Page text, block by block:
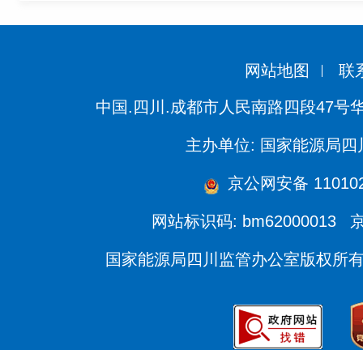
网站地图 联
中国.四川.成都市人民南路四段47号
主办单位: 国家能源局四
京公网安备
网站标识码: bm62000013
国家能源局四川监管办公室版权所